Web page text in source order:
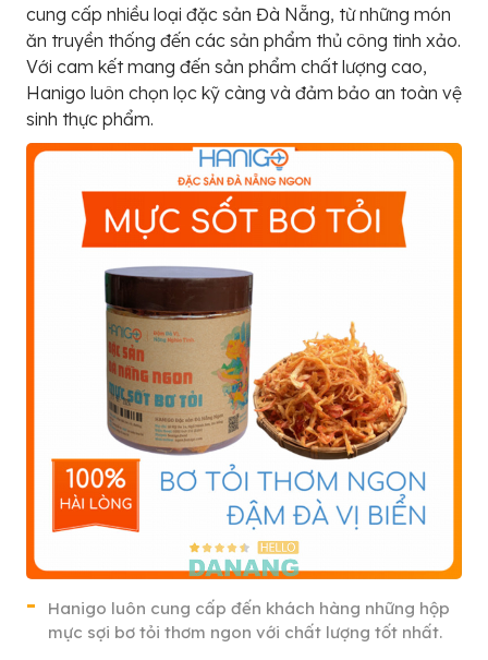
cung cấp nhiều loại đặc sản Đà Nẵng, từ những món
ăn truyền thống đến các sản phẩm thủ công tinh xảo.
Với cam kết mang đến sản phẩm chất lượng cao,
Hanigo luôn chọn lọc kỹ càng và đảm bảo an toàn vệ
sinh thực phẩm.
Hanigo luôn cung cấp đến khách hàng những hộp
mực sợi bơ tỏi thơm ngon với chất lượng tốt nhất.